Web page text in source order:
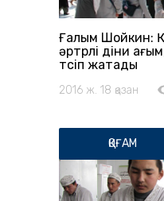
Ғалым Шойкин:
әртүрлі діни
түсіп жатады
2016 ж. 18 қазан
ҚОҒАМ